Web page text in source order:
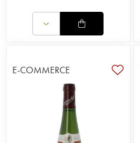
E-COMMERCE